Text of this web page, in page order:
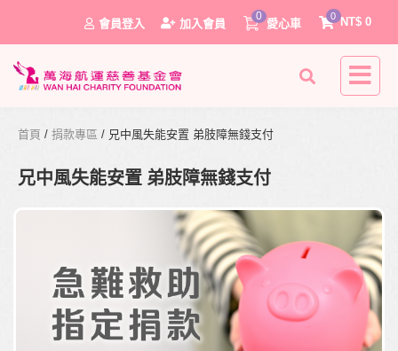
會員登入 加入會員
0
愛心車
0
NT$ 0
0
首頁 / 捐款專區 / 兄中風失能安置 弟肢障無錢支付
兄中風失能安置 弟肢障無錢支付